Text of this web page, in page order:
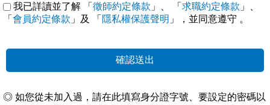
我已詳讀並了解 「 徵師約定條款 」、 「 求職約定條款 」、
「 會員約定條款 」及 「 隱私權保護聲明 」，並同意遵守 。
確認送出
◎ 如您從未加入過，請在此填寫身分證字號、要設定的密碼以